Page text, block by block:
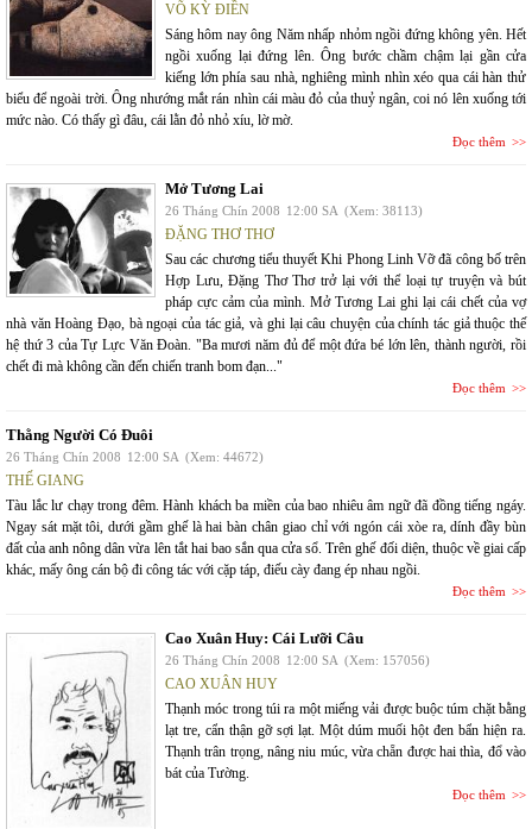
VÕ KỲ ĐIỀN
Sáng hôm nay ông Năm nhấp nhỏm ngồi đứng không yên. Hết
ngồi xuống lại đứng lên. Ông bước chầm chậm lại gần cửa
kiếng lớn phía sau nhà, nghiêng mình nhìn xéo qua cái hàn thử
biểu để ngoài trời. Ông nhướng mắt rán nhìn cái màu đỏ của thuỷ ngân, coi nó lên xuống tới
mức nào. Có thấy gì đâu, cái lằn đỏ nhỏ xíu, lờ mờ.
Đọc thêm
Mở Tương Lai
26 Tháng Chín 2008 12:00 SA (Xem: 38113)
ĐẶNG THƠ THƠ
Sau các chương tiểu thuyết Khi Phong Linh Vỡ đã công bố trên
Hợp Lưu, Đặng Thơ Thơ trở lại với thể loại tự truyện và bút
pháp cực cảm của mình. Mở Tương Lai ghi lại cái chết của vợ
nhà văn Hoàng Đạo, bà ngoại của tác giả, và ghi lại câu chuyện của chính tác giả thuộc thế
hệ thứ 3 của Tự Lực Văn Đoàn. "Ba mươi năm đủ để một đứa bé lớn lên, thành người, rồi
chết đi mà không cần đến chiến tranh bom đạn..."
Đọc thêm
Thằng Người Có Đuôi
26 Tháng Chín 2008 12:00 SA (Xem: 44672)
THẾ GIANG
Tàu lắc lư chạy trong đêm. Hành khách ba miền của bao nhiêu âm ngữ đã đồng tiếng ngáy.
Ngay sát mặt tôi, dưới gầm ghế là hai bàn chân giao chỉ với ngón cái xòe ra, dính đầy bùn
đất của anh nông dân vừa lên tắt hai bao sắn qua cửa sổ. Trên ghế đối diện, thuộc về giai cấp
khác, mấy ông cán bộ đi công tác với cặp táp, điếu cày đang ép nhau ngồi.
Đọc thêm
Cao Xuân Huy: Cái Lưỡi Câu
26 Tháng Chín 2008 12:00 SA (Xem: 157056)
CAO XUÂN HUY
Thạnh móc trong túi ra một miếng vải được buộc túm chặt bằng
lạt tre, cẩn thận gỡ sợi lạt. Một dúm muối hột đen bẩn hiện ra.
Thạnh trân trọng, nâng niu múc, vừa chẵn được hai thìa, đổ vào
bát của Tường.
Đọc thêm